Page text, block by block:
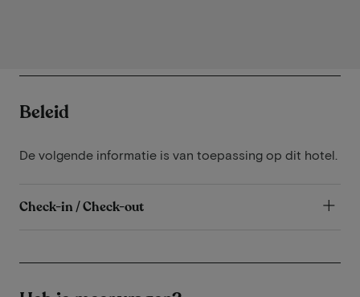
Beleid
De volgende informatie is van toepassing op dit hotel.
Check-in / Check-out